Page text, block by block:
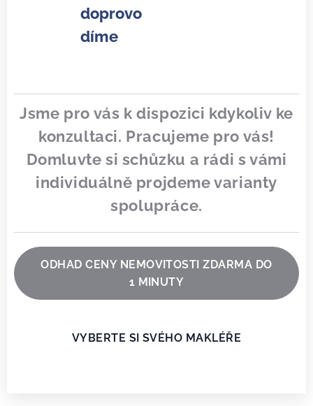
doprovo
díme
Jsme pro vás k dispozici kdykoliv ke
konzultaci. Pracujeme pro vás!
Domluvte si schůzku a rádi s vámi
individuálně projdeme varianty
spolupráce.
ODHAD CENY NEMOVITOSTI ZDARMA DO
1 MINUTY
VYBERTE SI SVÉHO MAKLÉŘE